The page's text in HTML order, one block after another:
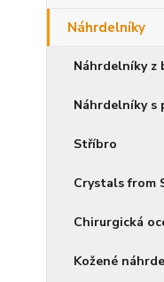
Náhrdelníky
Náhrdelníky z
Náhrdelníky s
Stříbro
Crystals from
Chirurgická
Kožené